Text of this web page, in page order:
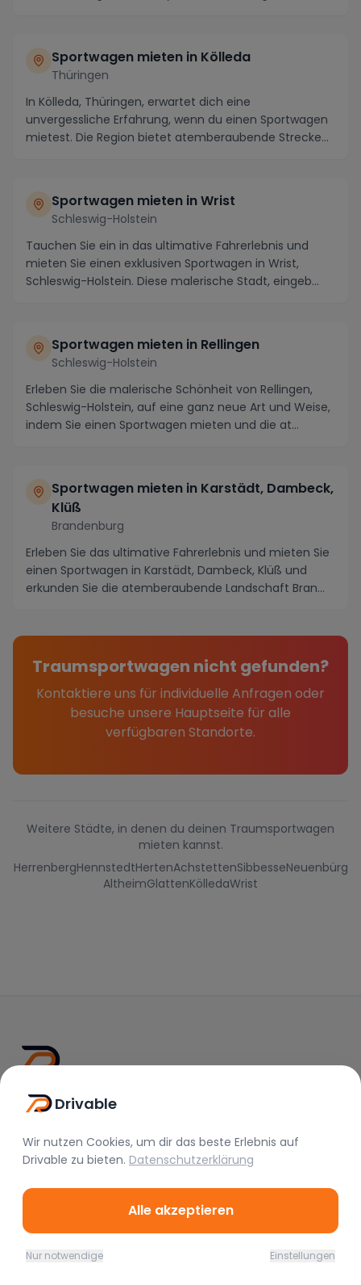
Sportwagen mieten in Kölleda
Thüringen
In Kölleda, Thüringen, erwartet dich eine
unvergessliche Erfahrung, wenn du einen Sportwagen
mietest. Die Region bietet atemberaubende Strecken
Sportwagen mieten in Wrist
Schleswig-Holstein
Tauchen Sie ein in das ultimative Fahrerlebnis und
mieten Sie einen exklusiven Sportwagen in Wrist,
Schleswig-Holstein. Diese malerische Stadt, eingeb...
Sportwagen mieten in Rellingen
Schleswig-Holstein
Erleben Sie die malerische Schönheit von Rellingen,
Schleswig-Holstein, auf eine ganz neue Art und Weise,
indem Sie einen Sportwagen mieten und die at...
Sportwagen mieten in Karstädt, Dambeck,
Klüß
Brandenburg
Erleben Sie das ultimative Fahrerlebnis und mieten Sie
einen Sportwagen in Karstädt, Dambeck, Klüß und
erkunden Sie die atemberaubende Landschaft Bran...
Traumsportwagen nicht gefunden?
Kontaktiere uns für individuelle Anfragen oder
besuche unsere Hauptseite für alle
verfügbaren Standorte.
Weitere Städte, in denen du deinen Traumsportwagen
mieten kannst.
HerrenbergHennstedtHertenAchstettenSibbesseNeuenbürg
AltheimGlattenKölledaWrist
Drivable
Rent A Feeling
Nützliche Links
Vermieter werden
Instagram
TikTok
Drivable
Wir nutzen Cookies, um dir das beste Erlebnis auf
Drivable zu bieten. Datenschutzerklärung
Alle akzeptieren
Nur notwendige Einstellungen